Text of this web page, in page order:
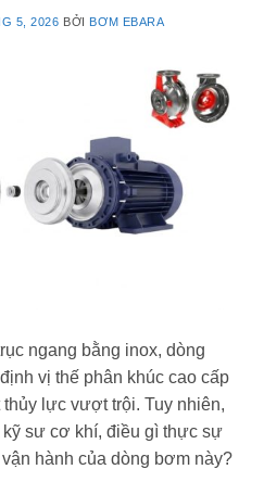
5, 2026 BỞI BƠM EBARA
ngang bằng inox, dòng
vị thế phân khúc cao cấp
lực vượt trội. Tuy nhiên,
sư cơ khí, điều gì thực sự
hành của dòng bơm này?